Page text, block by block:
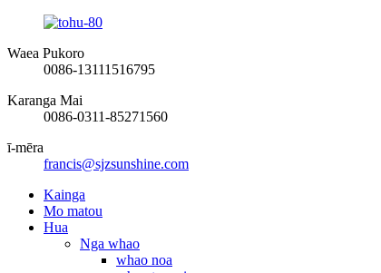
Waea Pukoro
0086-13111516795
Karanga Mai
0086-0311-85271560
ī-mēra
francis@sjzsunshine.com
Kainga
Mo matou
Hua
Nga whao
whao noa